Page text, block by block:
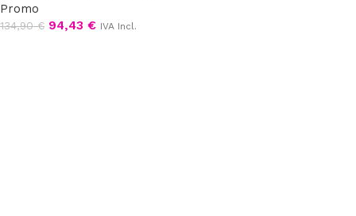
Promo
134,90€ 94,43 € IVA Incl.